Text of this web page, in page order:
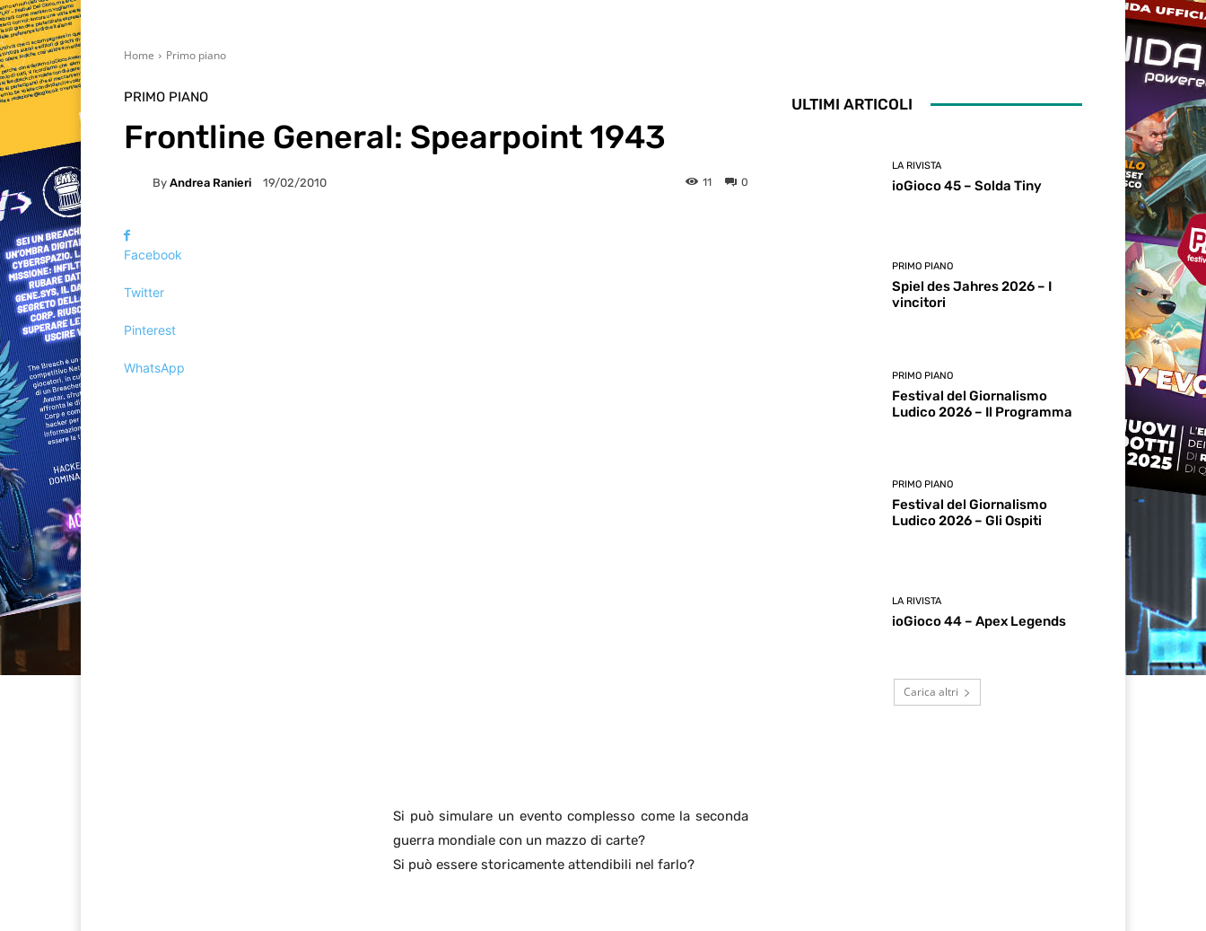
Home Primo piano
PRIMO PIANO
Frontline General: Spearpoint 1943
By Andrea Ranieri 19/02/2010 0
11
Facebook
Twitter
Pinterest
WhatsApp
Si può simulare un evento complesso come la seconda
guerra mondiale con un mazzo di carte?
Si può essere storicamente attendibili nel farlo?
ULTIMI ARTICOLI
LA RIVISTA
ioGioco 45 – Solda Tiny
PRIMO PIANO
Spiel des Jahres 2026 – I
vincitori
PRIMO PIANO
Festival del Giornalismo
Ludico 2026 – Il Programma
PRIMO PIANO
Festival del Giornalismo
Ludico 2026 – Gli Ospiti
LA RIVISTA
ioGioco 44 – Apex Legends
Carica altri